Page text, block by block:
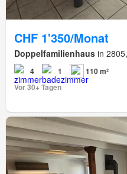
CHF 1'350/Monat
Doppelfamilienhaus in
4 1
110 m²
Vor 30+ Tagen